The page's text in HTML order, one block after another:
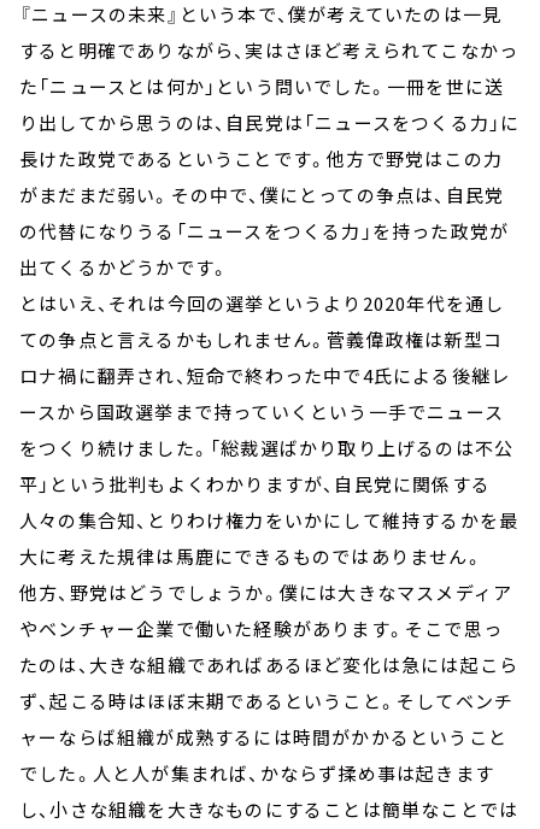
『ニュースの未来』という本で、僕が考えていたのは一見
すると明確でありながら、実はさほど考えられてこなかっ
た「ニュースとは何か」という問いでした。一冊を世に送
り出してから思うのは、自民党は「ニュースをつくる力」に
長けた政党であるということです。他方で野党はこの力
がまだまだ弱い。その中で、僕にとっての争点は、自民党
の代替になりうる「ニュースをつくる力」を持った政党が
出てくるかどうかです。
とはいえ、それは今回の選挙というより2020年代を通し
ての争点と言えるかもしれません。菅義偉政権は新型コ
ロナ禍に翻弄され、短命で終わった中で4氏による後継レ
ースから国政選挙まで持っていくという一手でニュース
をつくり続けました。「総裁選ばかり取り上げるのは不公
平」という批判もよくわかりますが、自民党に関係する
人々の集合知、とりわけ権力をいかにして維持するかを最
大に考えた規律は馬鹿にできるものではありません。
他方、野党はどうでしょうか。僕には大きなマスメディア
やベンチャー企業で働いた経験があります。そこで思っ
たのは、大きな組織であればあるほど変化は急には起こら
ず、起こる時はほぼ末期であるということ。そしてベンチ
ャーならば組織が成熟するには時間がかかるということ
でした。人と人が集まれば、かならず揉め事は起きます
し、小さな組織を大きなものにすることは簡単なことでは